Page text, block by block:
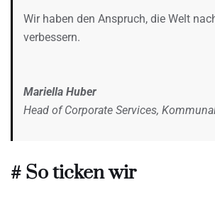
Wir haben den Anspruch, die Welt
verbessern.
Mariella Huber
Head of Corporate Services,
# So ticken wir